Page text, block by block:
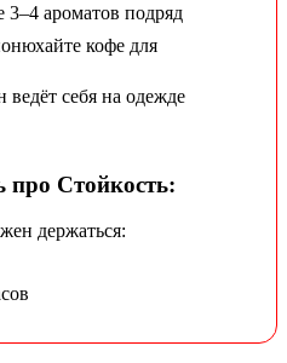
3–4 ароматов подряд
кофе для
ведёт себя на одежде
Стойкость:
держаться: